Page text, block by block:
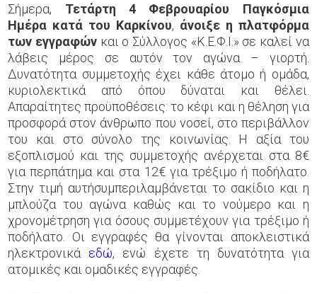
Σήμερα, Τετάρτη 4 Φεβρουαρίου Παγκόσμια
Ημέρα κατά του Καρκίνου, άνοιξε η πλατφόρμα
των εγγραφώνκαι ο Σύλλογος «Κ.Ε.Φ.Ι.» σε καλεί να
λάβεις μέρος σε αυτόν τον αγώνα – γιορτή.
Δυνατότητα συμμετοχής έχει κάθε άτομο ή ομάδα,
κυριολεκτικά από όπου δύναται και θέλει.
Απαραίτητες προϋποθέσεις: το κέφι και η θέληση για
προσφορά στον άνθρωπο που νοσεί, στο περιβάλλον
του και στο σύνολο της κοινωνίας. Η αξία του
εξοπλισμού και της συμμετοχής ανέρχεται στα 8€
για περπάτημα και στα 12€ για τρέξιμο ή ποδήλατο.
Στην τιμή αυτήσυμπεριλαμβάνεται το σακίδιο και η
μπλούζα του αγώνα καθώς και το νούμερο και η
χρονομέτρηση για όσους συμμετέχουν για τρέξιμο ή
ποδήλατο. Οι εγγραφές θα γίνονται αποκλειστικά
ηλεκτρονικά εδώ, ενώ έχετε τη δυνατότητα για
ατομικές και ομαδικές εγγραφές.